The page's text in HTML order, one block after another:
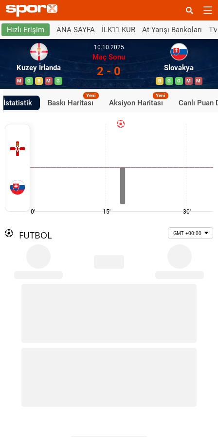
Hızlı Erişim ANA SAYFA İLK11 KUR At Yarışı Bankoları
Kuzey İrlanda
M G B M G
10.10.2025
Maç Sonu
2 - 0 Slovakya
B G G M M
İstatistik Baskı Haritası
Yeni
Aksiyon Haritası
Yeni
Canlı Puan
0' 15' 30'
FUTBOL GMT +00:00